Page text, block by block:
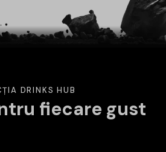
DRINKS HUB
fiecare gust